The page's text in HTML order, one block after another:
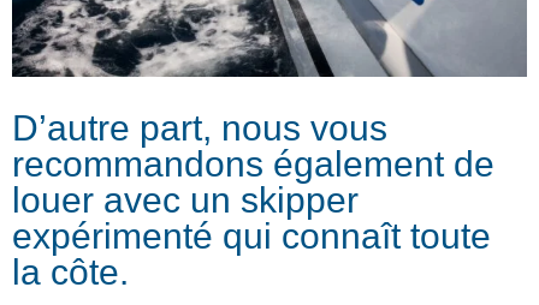
D’autre part, nous vous
recommandons également de
louer avec un skipper
expérimenté qui connaît toute
la côte.